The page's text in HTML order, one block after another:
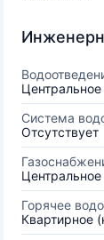
Центральное
Система
Отсутствует
Центральное
Горячее
Квартирное